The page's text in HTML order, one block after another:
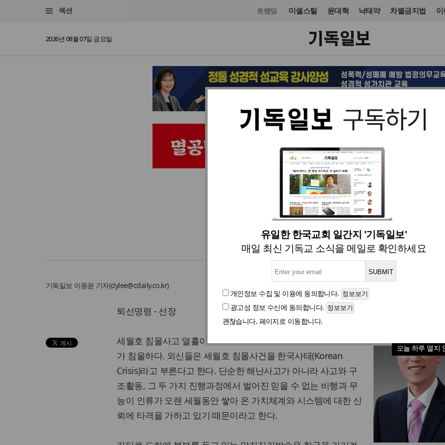
섹션 트랜딩 미셸스틸 윤대혁 낙태약 차별금지법
2026년 08월 07일 금요일
유일한 한국교회 일간지 '기독일보'
매일 최신 기독교 소식을 메일로 확인하세요
개인정보 수집 및 이용에 동의합니다.
광고성 정보 수신에 동의합니다.
괜찮습니다. 페이지로 이동합니다.
오늘 하루 열지
교단/단체 입력 2014. 05. 13 06:14
[목회칼럼] 퇴선명령 - 선장
기독일보 이동윤 기자(dylee@cdaily.co.kr)
퇴선명령 - 선장
세월호 침몰사고 열흘이 넘었다. 매일 나오는 사고소식에 온 나라
가 침울하다. 외신들은 세월호 침몰사건을 한국사태(Korean
Crisis)라고 부른다고 한다. 단순한 해난사고가 아니라 사고와 구
조활동, 그 두 가지 진행과정에서 벌어진 믿을 수 없는 비행과 무
능이 인류가 오랜 세월동안 쌓아 온 가치체계와 시스템에 대한 신
뢰에 타격을 가하고 있기 때문이라고 한다.